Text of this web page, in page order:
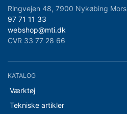
Ringvejen 48, 7900 Nykøbing Mors
97 71 11 33
webshop@mti.dk
CVR 33 77 28 66
KATALOG
Værktøj
Tekniske artikler